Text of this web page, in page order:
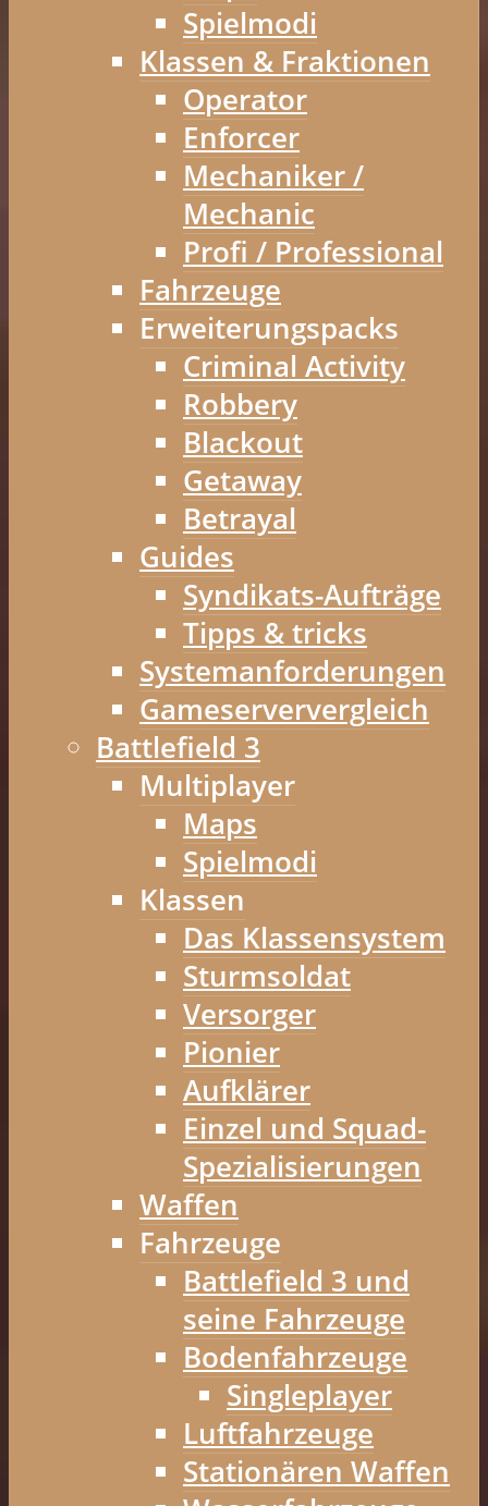
Spielmodi
Klassen & Fraktionen
Operator
Enforcer
Mechaniker /
Mechanic
Profi / Professional
Fahrzeuge
Erweiterungspacks
Criminal Activity
Robbery
Blackout
Getaway
Betrayal
Guides
Syndikats-Aufträge
Tipps & tricks
Systemanforderungen
Gameserververgleich
Battlefield 3
Multiplayer
Maps
Spielmodi
Klassen
Das Klassensystem
Sturmsoldat
Versorger
Pionier
Aufklärer
Einzel und Squad-
Spezialisierungen
Waffen
Fahrzeuge
Battlefield 3 und
seine Fahrzeuge
Bodenfahrzeuge
Singleplayer
Luftfahrzeuge
Stationären Waffen